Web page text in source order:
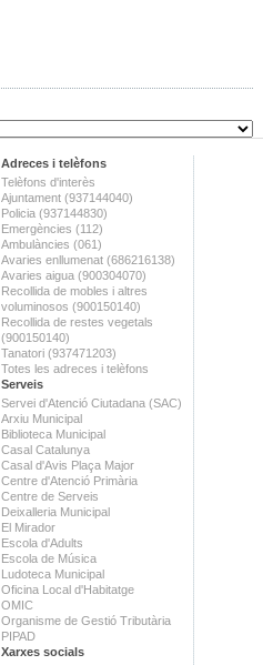
Adreces i telèfons
Telèfons d'interès
Ajuntament (937144040)
Policia (937144830)
Emergències (112)
Ambulàncies (061)
Avaries enllumenat (686216138)
Avaries aigua (900304070)
Recollida de mobles i altres
voluminosos (900150140)
Recollida de restes vegetals
(900150140)
Tanatori (937471203)
Totes les adreces i telèfons
Serveis
Servei d'Atenció Ciutadana (SAC)
Arxiu Municipal
Biblioteca Municipal
Casal Catalunya
Casal d'Avis Plaça Major
Centre d'Atenció Primària
Centre de Serveis
Deixalleria Municipal
El Mirador
Escola d'Adults
Escola de Música
Ludoteca Municipal
Oficina Local d'Habitatge
OMIC
Organisme de Gestió Tributària
PIPAD
Xarxes socials